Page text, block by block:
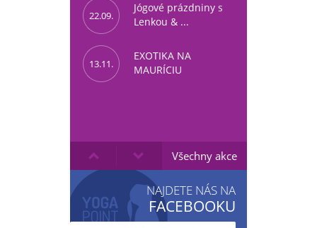
22.09.
Jógové prázdniny s
Lenkou & ...
13.11.
EXOTIKA NA
MAURÍCIU
Všechny akce
NAJDETE NÁS NA
FACEBOOKU